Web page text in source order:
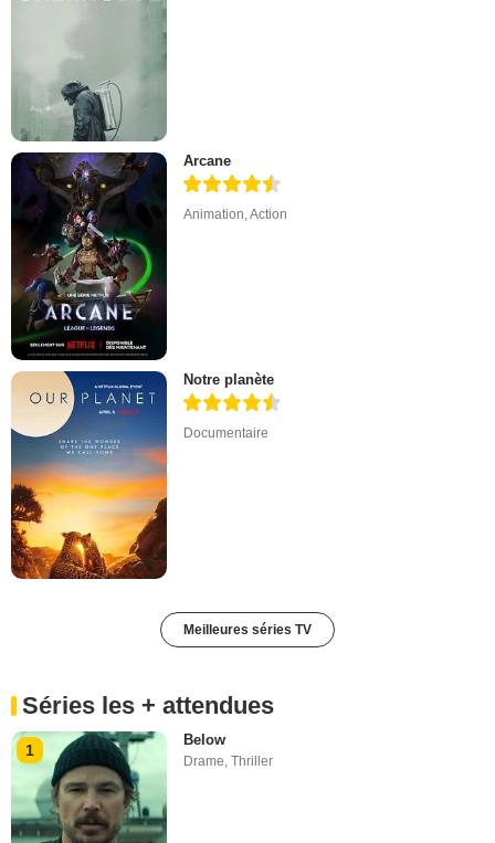
Arcane
Animation ,Action
Notre planète
Documentaire
Meilleures séries TV
Séries les + attendues
1
Below
Drame,Thriller